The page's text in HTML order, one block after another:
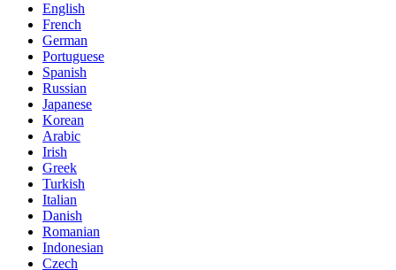
English
French
German
Portuguese
Spanish
Russian
Japanese
Korean
Arabic
Irish
Greek
Turkish
Italian
Danish
Romanian
Indonesian
Czech